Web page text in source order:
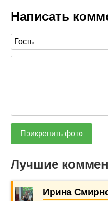
Написать
Прикрепить фото
Лучшие
Ирина